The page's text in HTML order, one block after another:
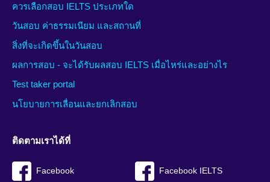
ควรเลือกสอบ IELTS ประเภทใด
วันสอบ ค่าธรรมเนียม และสถานที่
สิ่งที่จะเกิดขึ้นในวันสอบ
ผลการสอบ - จะได้รับผลสอบ IELTS เมื่อไหร่และอย่างไร
Test taker portal
นโยบายการเลื่อนและยกเลิกสอบ
ติดตามเราได้ที่
Facebook Facebook IELTS